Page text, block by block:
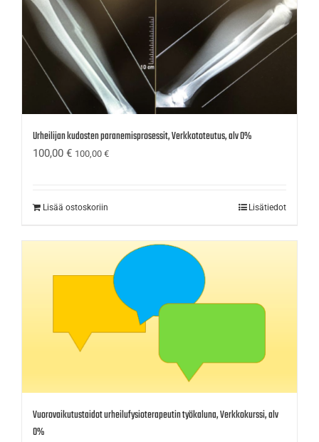
Urheilijan kudosten paranemisprosessit, Verkkototeutus, alv 0%
100,00 € 100,00 €
Lisää ostoskoriin Lisätiedot
Vuorovaikutustaidot urheilufysioterapeutin työkaluna, Verkkokurssi, alv
0%